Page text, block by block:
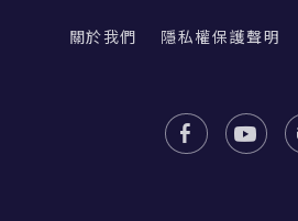
關於我們 隱私權保護聲明